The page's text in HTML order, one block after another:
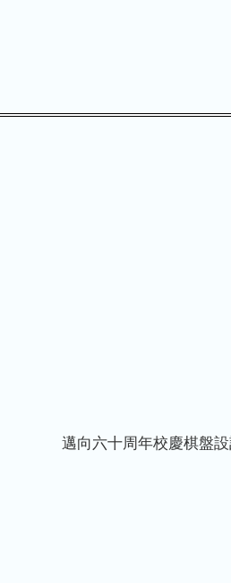
邁向六十周年校慶棋盤